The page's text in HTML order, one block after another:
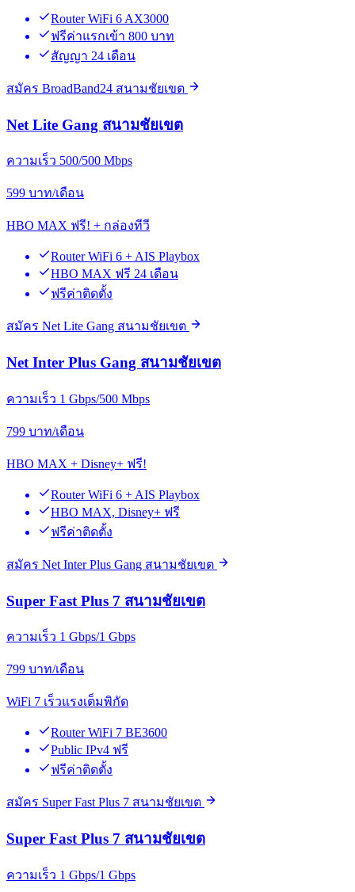
Router WiFi 6 AX3000
ฟรีค่าแรกเข้า 800 บาท
สัญญา 24 เดือน
สมัคร BroadBand24 สนามชัยเขต
Net Lite Gang สนามชัยเขต
ความเร็ว 500/500 Mbps
599 บาท/เดือน
HBO MAX ฟรี! + กล่องทีวี
Router WiFi 6 + AIS Playbox
HBO MAX ฟรี 24 เดือน
ฟรีค่าติดตั้ง
สมัคร Net Lite Gang สนามชัยเขต
Net Inter Plus Gang สนามชัยเขต
ความเร็ว 1 Gbps/500 Mbps
799 บาท/เดือน
HBO MAX + Disney+ ฟรี!
Router WiFi 6 + AIS Playbox
HBO MAX, Disney+ ฟรี
ฟรีค่าติดตั้ง
สมัคร Net Inter Plus Gang สนามชัยเขต
Super Fast Plus 7 สนามชัยเขต
ความเร็ว 1 Gbps/1 Gbps
799 บาท/เดือน
WiFi 7 เร็วแรงเต็มพิกัด
Router WiFi 7 BE3600
Public IPv4 ฟรี
ฟรีค่าติดตั้ง
สมัคร Super Fast Plus 7 สนามชัยเขต
Super Fast Plus 7 สนามชัยเขต
ความเร็ว 1 Gbps/1 Gbps